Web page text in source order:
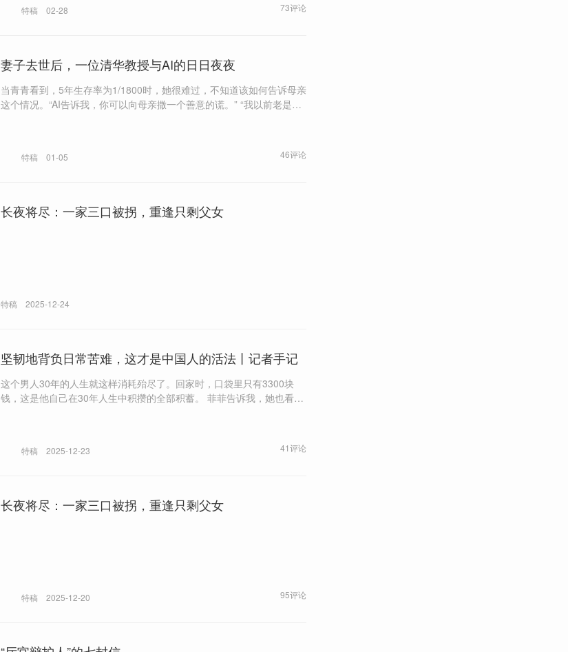
特稿 02-28 73评论
妻子去世后，一位清华教授与AI的日日夜夜
当青青看到，5年生存率为1/1800时，她很难过，不知道该如何告诉母亲
这个情况。“AI告诉我，你可以向母亲撒一个善意的谎。” “我以前老是觉
特稿 01-05 46评论
长夜将尽：一家三口被拐，重逢只剩父女
特稿 2025-12-24
坚韧地背负日常苦难，这才是中国人的活法丨记者手记
这个男人30年的人生就这样消耗殆尽了。回家时，口袋里只有3300块
钱，这是他自己在30年人生中积攒的全部积蓄。 菲菲告诉我，她也看过
特稿 2025-12-23 41评论
长夜将尽：一家三口被拐，重逢只剩父女
特稿 2025-12-20 95评论